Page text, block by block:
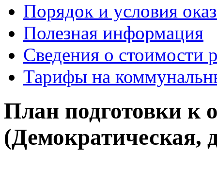
Порядок и условия
Полезная информация
Сведения о стоимости
Тарифы на
План подготовки к
(Демократическая,